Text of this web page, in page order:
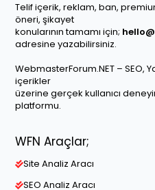
Telif içerik, reklam, ban,
öneri, şikayet
konularının tamamı için;
adresine yazabilirsiniz.
WebmasterForum.NET – SEO,
içerikler
üzerine gerçek kullanıcı
platformu.
WFN Araçlar;
Site Analiz Aracı
SEO Analiz Aracı